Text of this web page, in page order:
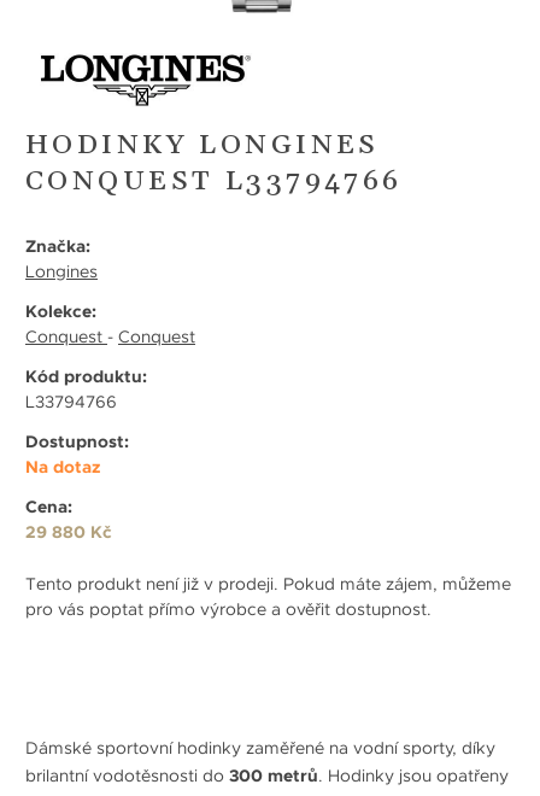
HODINKY LONGINES
CONQUEST L33794766
Značka:
Longines
Kolekce:
Conquest - Conquest
Kód produktu:
L33794766
Dostupnost:
Na dotaz
Cena:
29 880 Kč
Tento produkt není již v prodeji. Pokud máte zájem, můžeme
pro vás poptat přímo výrobce a ověřit dostupnost.
Dámské sportovní hodinky zaměřené na vodní sporty, díky
brilantní vodotěsnosti do 300 metrů. Hodinky jsou opatřeny